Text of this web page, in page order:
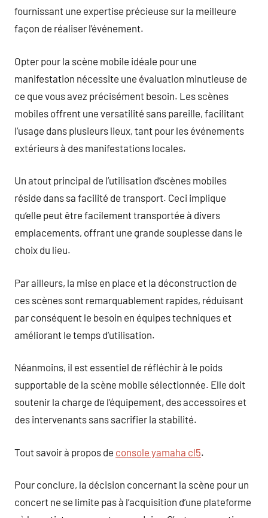
fournissant une expertise précieuse sur la meilleure
façon de réaliser l’événement.
Opter pour la scène mobile idéale pour une
manifestation nécessite une évaluation minutieuse de
ce que vous avez précisément besoin. Les scènes
mobiles offrent une versatilité sans pareille, facilitant
l’usage dans plusieurs lieux, tant pour les événements
extérieurs à des manifestations locales.
Un atout principal de l’utilisation d’scènes mobiles
réside dans sa facilité de transport. Ceci implique
qu’elle peut être facilement transportée à divers
emplacements, offrant une grande souplesse dans le
choix du lieu.
Par ailleurs, la mise en place et la déconstruction de
ces scènes sont remarquablement rapides, réduisant
par conséquent le besoin en équipes techniques et
améliorant le temps d’utilisation.
Néanmoins, il est essentiel de réfléchir à le poids
supportable de la scène mobile sélectionnée. Elle doit
soutenir la charge de l’équipement, des accessoires et
des intervenants sans sacrifier la stabilité.
Tout savoir à propos de console yamaha cl5.
Pour conclure, la décision concernant la scène pour un
concert ne se limite pas à l’acquisition d’une plateforme